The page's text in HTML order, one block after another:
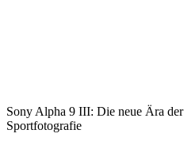
Sony Alpha 9 III: Die neue Ära der
Sportfotografie